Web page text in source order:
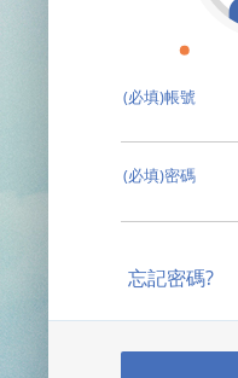
(必填)帳號
(必填)密碼
忘記密碼?